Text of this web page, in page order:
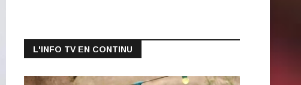
L'INFO TV EN CONTINU